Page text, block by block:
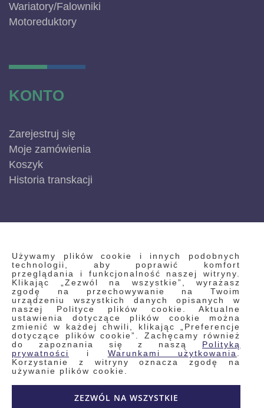
Używamy plików cookie i innych podobnych
technologii, aby poprawić komfort
przeglądania i funkcjonalność naszej witryny.
Klikając „Zezwól na wszystkie”, wyrażasz
zgodę na przechowywanie na Twoim
urządzeniu wszystkich danych opisanych w
naszej Polityce plików cookie. Aktualne
ustawienia dotyczące plików cookie można
zmienić w każdej chwili, klikając „Preferencje
dotyczące plików cookie”. Zachęcamy również
do zapoznania się z naszą Polityką
prywatności
i Warunkami użytkowania
Korzystanie z witryny oznacza zgodę na
używanie plików cookie.
ZEZWÓL NA WSZYSTKIE
Wariatory/Falowniki
Motoreduktory
KONTO
Zarejestruj się
Moje zamówienia
Koszyk
Historia transkacji
INFORMACJE
Regulamin
Polityka prywatności i pliki cookie
Wyszukiwane frazy
Wyszukiwanie zaawansowane
Zamówienia
Skontaktuj się z nami
Odstąp od umowy